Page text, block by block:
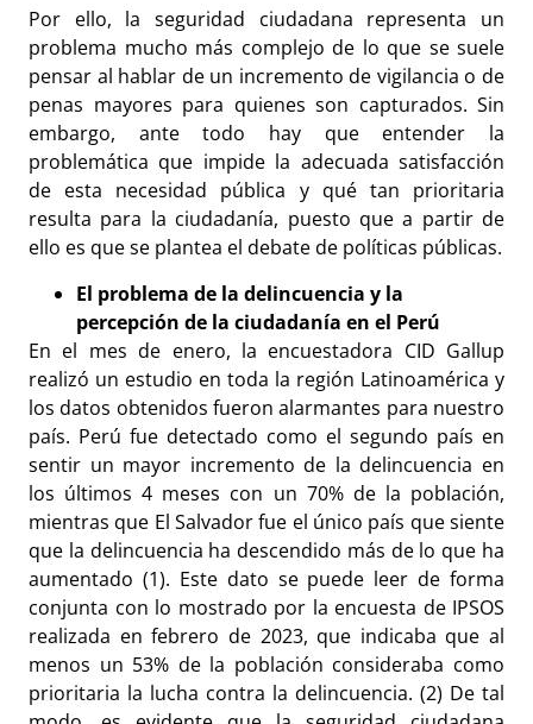
Por ello, la seguridad ciudadana representa un
problema mucho más complejo de lo que se suele
pensar al hablar de un incremento de vigilancia o de
penas mayores para quienes son capturados. Sin
embargo, ante todo hay que entender la
problemática que impide la adecuada satisfacción
de esta necesidad pública y qué tan prioritaria
resulta para la ciudadanía, puesto que a partir de
ello es que se plantea el debate de políticas públicas.
El problema de la delincuencia y la
percepción de la ciudadanía en el Perú
En el mes de enero, la encuestadora CID Gallup
realizó un estudio en toda la región Latinoamérica y
los datos obtenidos fueron alarmantes para nuestro
país. Perú fue detectado como el segundo país en
sentir un mayor incremento de la delincuencia en
los últimos 4 meses con un 70% de la población,
mientras que El Salvador fue el único país que siente
que la delincuencia ha descendido más de lo que ha
aumentado (1). Este dato se puede leer de forma
conjunta con lo mostrado por la encuesta de IPSOS
realizada en febrero de 2023, que indicaba que al
menos un 53% de la población consideraba como
prioritaria la lucha contra la delincuencia. (2) De tal